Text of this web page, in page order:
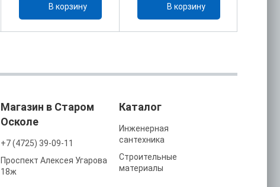
В корзину В корзину
Магазин в Старом
Осколе
+7 (4725) 39-09-11
Проспект Алексея Угарова
18ж
Каталог
Инженерная
сантехника
Строительные
материалы